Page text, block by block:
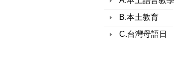
B.本土教育
C.台灣母語日